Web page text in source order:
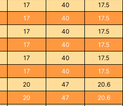
17 40
17.5
17 40
17.5
17 40
17.5
17 40
17.5
17 40
17.5
17 40
17.5
20 47
20.6
20 47
20.6